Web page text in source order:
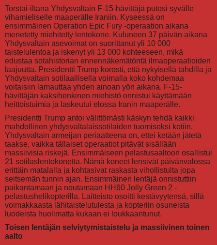
Torstai-iltana Yhdysvaltain F-15-hävittäjä putosi syvälle
vihamieliselle maaperälle Iraniin. Kyseessä on
ensimmäinen Operation Epic Fury -operaation aikana
menetetty miehitetty lentokone. Kuluneen 37 päivän aikana
Yhdysvaltain asevoimat on suorittanut yli 10 000
taistelulentoa ja iskenyt yli 13 000 kohteeseen, mikä
edustaa sotahistorian ennennäkemätöntä ilmaoperaatioiden
laajuutta. Presidentti Trump korosti, että nykyisellä tahdilla ja
Yhdysvaltain sotilaallisella voimalla koko kohdemaa
voitaisiin lamauttaa yhden ainoan yön aikana. F-15-
hävittäjän kaksihenkinen miehistö onnistui käyttämään
heittoistuimia ja laskeutui elossa Iranin maaperälle.
Presidentti Trump antoi välittömästi käskyn tehdä kaikki
mahdollinen yhdysvaltalaissotilaiden tuomiseksi kotiin.
Yhdysvaltain armeijan periaatteena on, ettei ketään jätetä
taakse, vaikka tällaiset operaatiot pitävät sisällään
massiivisia riskejä. Ensimmäiseen pelastusaaltoon osallistui
21 sotilaslentokonetta. Nämä koneet lensivät päivänvalossa
erittäin matalalla ja kohtasivat raskasta vihollistulta jopa
seitsemän tunnin ajan. Ensimmäinen lentäjä onnistuttiin
paikantamaan ja noutamaan HH60 Jolly Green 2 -
pelastushelikopterilla. Laitteisto osoitti kestävyytensä, sillä
voimakkaasta lähitaistelutulesta ja kopteriin osuneista
luodeista huolimatta kukaan ei loukkaantunut.
Toisen lentäjän selviytymistaistelu ja massiivinen toinen
aalto